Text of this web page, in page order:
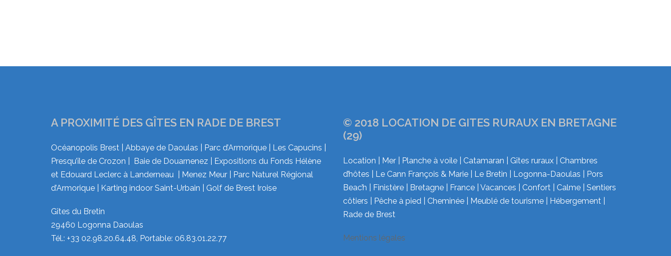
A PROXIMITÉ DES GÎTES EN RADE DE BREST
Océanopolis Brest | Abbaye de Daoulas | Parc d’Armorique | Les Capucins |
Presqu’île de Crozon | Baie de Douarnenez | Expositions du Fonds Hélène
et Edouard Leclerc à Landerneau | Menez Meur | Parc Naturel Régional
d’Armorique | Karting indoor Saint-Urbain | Golf de Brest Iroise
Gîtes du Bretin
29460 Logonna Daoulas
Tél.: +33 02.98.20.64.48, Portable: 06.83.01.22.77
© 2018 LOCATION DE GITES RURAUX EN BRETAGNE
(29)
Location | Mer | Planche à voile | Catamaran | Gîtes ruraux | Chambres
d’hôtes | Le Cann François & Marie | Le Bretin | Logonna-Daoulas | Pors
Beac’h | Finistère | Bretagne | France | Vacances | Confort | Calme | Sentiers
côtiers | Pêche à pied | Cheminée | Meublé de tourisme | Hébergement |
Rade de Brest
Mentions légales